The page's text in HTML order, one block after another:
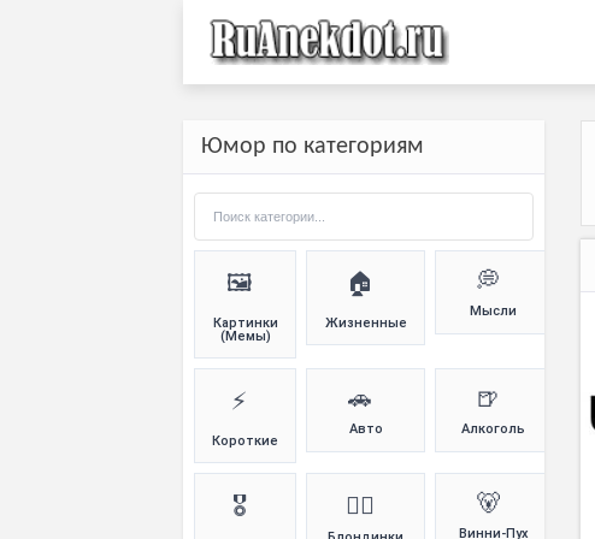
Юмор по категориям
🖼️
Картинки
(Мемы)
🏠
Жизненные
💭
Мысли
⚡
Короткие
🚗
Авто
🍺
Алкоголь
🎖️ 👱‍♀️ 🐻
Винни-Пух